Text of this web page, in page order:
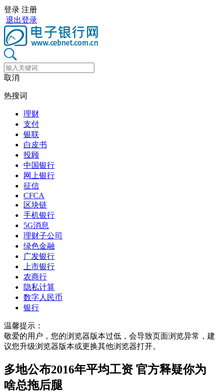
登录 注册
退出登录
取消
热搜词
理财
支付
银联
白皮书
投顾
中国银行
网上银行
征信
CFCA
区块链
手机银行
5G消息
理财子公司
绿色金融
广发银行
上市银行
农商行
隐私计算
数字人民币
银行
温馨提示：
敬爱的用户，您的浏览器版本过低，会导致页面浏览异常，建
议您升级浏览器版本或更换其他浏览器打开。
多地公布2016年平均工资 官方释疑你为
啥总拖后腿